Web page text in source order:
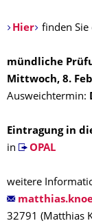
Hier finden Sie
mündliche
Mittwoch, 8.
Ausweichtermin:
Eintragung in
in
OPAL
weitere
32791 (Matthias